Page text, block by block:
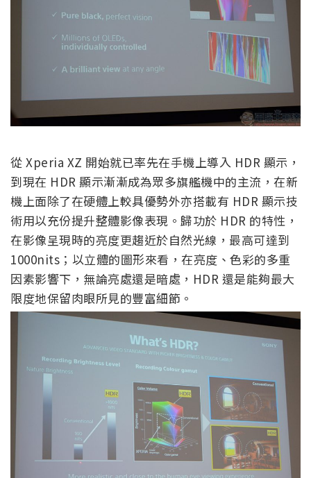
從 Xperia XZ 開始就已率先在手機上導入 HDR 顯示，
到現在 HDR 顯示漸漸成為眾多旗艦機中的主流，在新
機上面除了在硬體上較具優勢外亦搭載有 HDR 顯示技
術用以充份提升整體影像表現。歸功於 HDR 的特性，
在影像呈現時的亮度更趨近於自然光線，最高可達到
1000nits；以立體的圖形來看，在亮度、色彩的多重
因素影響下，無論亮處還是暗處，HDR 還是能夠最大
限度地保留肉眼所見的豐富細節。